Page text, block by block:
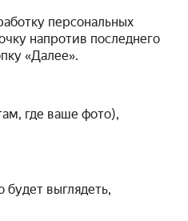
персональных
напротив последнего
«Далее».
где ваше фото),
будет выглядеть,